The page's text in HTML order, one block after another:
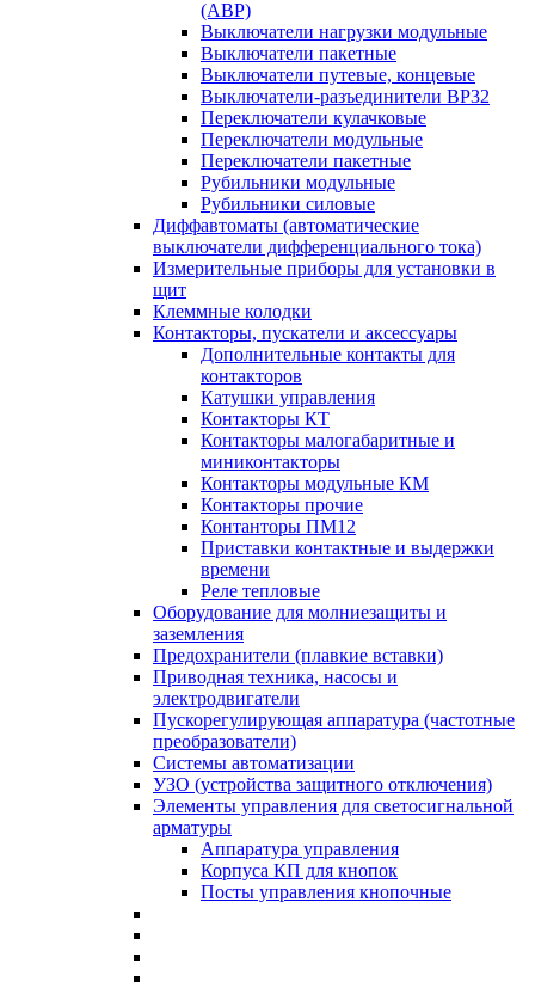
(АВР)
Выключатели нагрузки модульные
Выключатели пакетные
Выключатели путевые, концевые
Выключатели-разъединители ВР32
Переключатели кулачковые
Переключатели модульные
Переключатели пакетные
Рубильники модульные
Рубильники силовые
Диффавтоматы (автоматические
выключатели дифференциального тока)
Измерительные приборы для установки в
щит
Клеммные колодки
Контакторы, пускатели и аксессуары
Дополнительные контакты для
контакторов
Катушки управления
Контакторы КТ
Контакторы малогабаритные и
миниконтакторы
Контакторы модульные КМ
Контакторы прочие
Контанторы ПМ12
Приставки контактные и выдержки
времени
Реле тепловые
Оборудование для молниезащиты и
заземления
Предохранители (плавкие вставки)
Приводная техника, насосы и
электродвигатели
Пускорегулирующая аппаратура (частотные
преобразователи)
Системы автоматизации
УЗО (устройства защитного отключения)
Элементы управления для светосигнальной
арматуры
Аппаратура управления
Корпуса КП для кнопок
Посты управления кнопочные